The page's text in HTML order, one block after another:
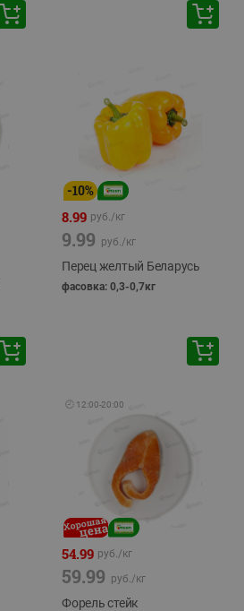
-10%
8.99 руб./кг
9.99 руб./кг
Перец желтый Беларусь
фасовка: 0,3-0,7кг
🕘 12:00-20:00
54.99 руб./кг
59.99 руб./кг
Форель стейк